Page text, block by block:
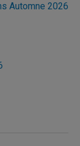
Automne 2026